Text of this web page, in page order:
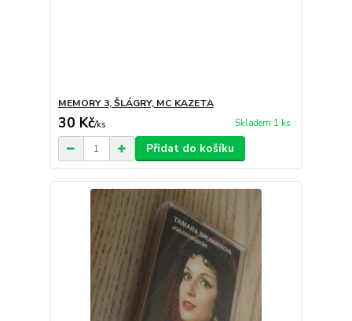
MEMORY 3, ŠLÁGRY, MC KAZETA
30 Kč/ks Skladem 1 ks
Přidat do košíku